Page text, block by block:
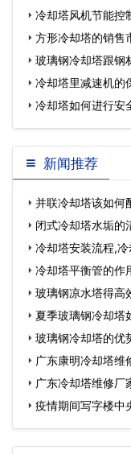
冷却塔风机节能控
方形冷却塔的销售
装步骤…
玻璃钢冷却塔跟钢
冷却塔里减速机的
冷却塔如何进行安
新闻推荐
并联冷却塔该如何
闭式冷却塔水垢的
冷却塔安装流程,
冷却塔平衡管的作
玻璃钢凉水塔得高
号大全…
夏季玻璃钢冷却塔
玻璃钢冷却塔的优
广东康明冷却塔维
广东冷却塔维修厂
疫情期间写字楼中